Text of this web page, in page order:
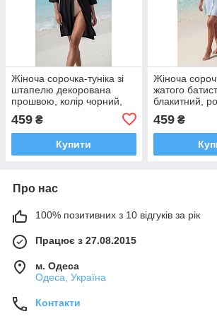
Жіноча сорочка-туніка зі
штапелю декорована
прошвою, колір чорний,
459 ₴
Купити
Жіноча
жатого
блакитний,
459₴
Про нас
100% позитивних з 10 відгуків за рік
Працює з 27.08.2015
м. Одеса
Одеса, Україна
Контакти